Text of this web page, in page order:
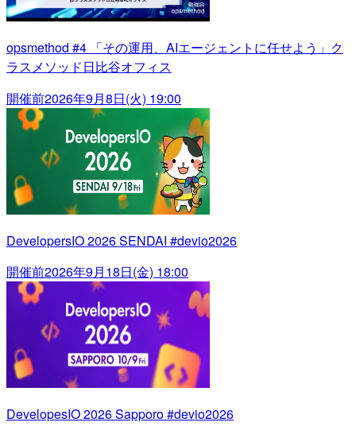
opsmethod #4 「その運用、AIエージェントに任せよう」ク
ラスメソッド日比谷オフィス
開催前2026年9月8日(火) 19:00
DevelopersIO 2026 SENDAI #devio2026
開催前2026年9月18日(金) 18:00
DevelopesIO 2026 Sapporo #devio2026